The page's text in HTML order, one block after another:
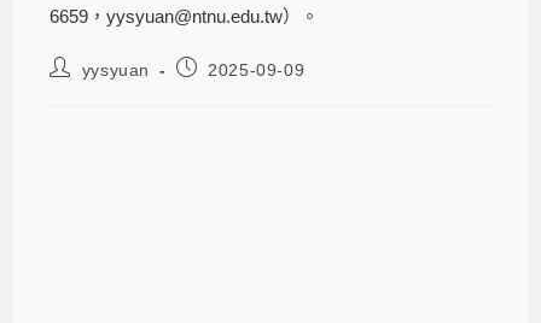
6659，yysyuan@ntnu.edu.tw）。
yysyuan 2025-09-09